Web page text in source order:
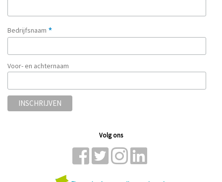
Bedrijfsnaam *
Voor- en achternaam
Volg ons